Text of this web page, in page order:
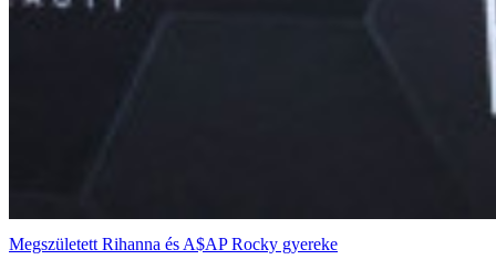
Megszületett Rihanna és A$AP Rocky gyereke